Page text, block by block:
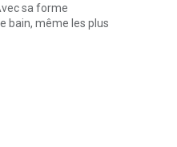
sa forme
bain, même les plus